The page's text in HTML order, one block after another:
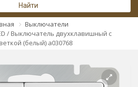
Найти
Выключатели
/ Выключатель двухклавишный с
(белый) a030768